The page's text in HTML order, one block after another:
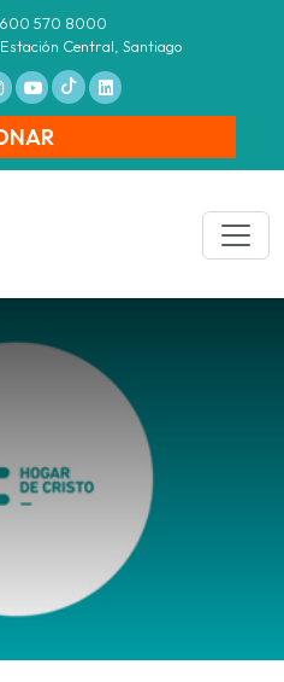
600 570 8000
Central, Santiago